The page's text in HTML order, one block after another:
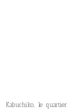
Kabuchiko, le